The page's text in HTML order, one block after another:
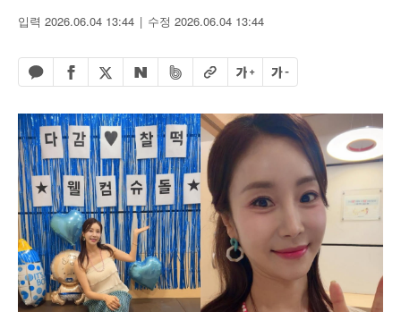
입력 2026.06.04 13:44 수정 2026.06.04 13:44
카카오톡 공유하기
페이스북 공유하기
엑스 공유하기
네이버 공유하기
밴드 공유하기
URL복사글자 크게글자 작게